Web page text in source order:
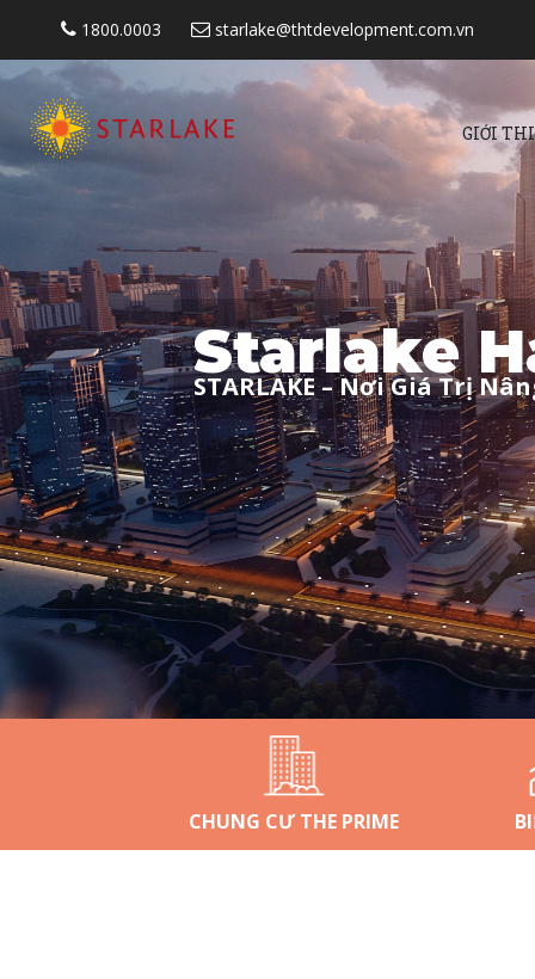
1800.0003 starlake@thtdevelopment.com.vn
GIỚI
Starlake
STARLAKE – Nơi Giá Trị
CHUNG CƯ THE PRIME